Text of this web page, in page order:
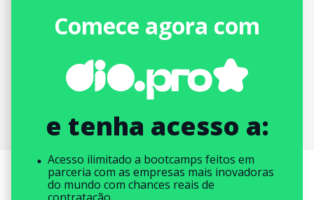
Comece agora com
e tenha acesso a:
Acesso ilimitado a bootcamps feitos em
parceria com as empresas mais inovadoras
do mundo com chances reais de